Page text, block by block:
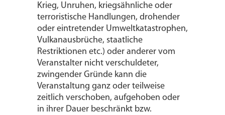
Krieg, Unruhen, kriegsähnliche oder
terroristische Handlungen, drohender
oder eintretender Umweltkatastrophen,
Vulkanausbrüche, staatliche
Restriktionen etc.) oder anderer vom
Veranstalter nicht verschuldeter,
zwingender Gründe kann die
Veranstaltung ganz oder teilweise
zeitlich verschoben, aufgehoben oder
in ihrer Dauer beschränkt bzw.